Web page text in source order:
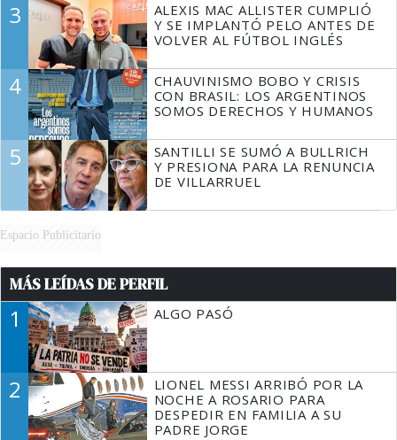
3
ALEXIS MAC ALLISTER CUMPLIÓ
Y SE IMPLANTÓ PELO ANTES DE
VOLVER AL FÚTBOL INGLÉS
4
CHAUVINISMO BOBO Y CRISIS
CON BRASIL: LOS ARGENTINOS
SOMOS DERECHOS Y HUMANOS
5
SANTILLI SE SUMÓ A BULLRICH
Y PRESIONA PARA LA RENUNCIA
DE VILLARRUEL
Espacio Publicitario
MÁS LEÍDAS DE PERFIL
1 ALGO PASÓ
2
LIONEL MESSI ARRIBÓ POR LA
NOCHE A ROSARIO PARA
DESPEDIR EN FAMILIA A SU
PADRE JORGE